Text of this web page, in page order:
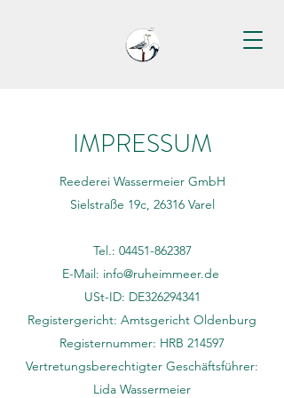
IMPRESSUM
Reederei Wassermeier GmbH
Sielstraße 19c, 26316 Varel
Tel.: 04451-862387
E-Mail: info@ruheimmeer.de
USt-ID: DE326294341
Registergericht: Amtsgericht Oldenburg
Registernummer: HRB 214597
Vertretungsberechtigter Geschäftsführer:
Lida Wassermeier